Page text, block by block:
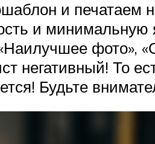
и печатаем
и минимальную
фото»,
негативный! То
Будьте